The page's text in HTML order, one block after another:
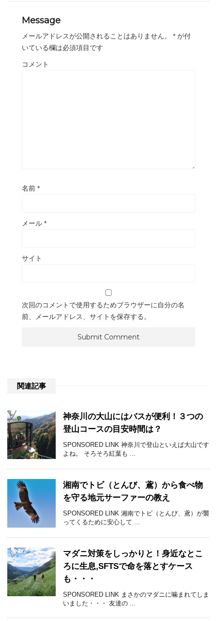
Message
メールアドレスが公開されることはありません。 * が付
いている欄は必須項目です
コメント
名前 *
メール *
サイト
次回のコメントで使用するためブラウザーに自分の名
前、メールアドレス、サイトを保存する。
関連記事
神奈川の大山にはバスが便利！３つの
登山コースの目安時間は？
SPONSORED LINK 神奈川で登山といえば大山です
よね。 そろそろ紅葉も ...
湘南でトビ（とんび、鳶）から食べ物
を守る地元サーファーの教え
SPONSORED LINK 湘南でトビ（とんび、鳶）が襲
ってくるために安心して ...
マダニ対策をしっかりと！身近なとこ
ろに生息,SFTSで命を落とすケース
も・・・
SPONSORED LINK まさかのマダニに噛まれてしま
いました・・・ 友達の ...